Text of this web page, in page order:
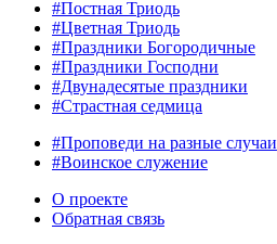
#Постная Триодь
#Цветная Триодь
#Праздники Богородичные
#Праздники Господни
#Двунадесятые праздники
#Страстная седмица
#Проповеди на разные случаи
#Воинское служение
О проекте
Обратная связь